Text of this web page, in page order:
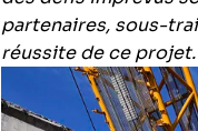
partenaires, sous-
réussite de ce